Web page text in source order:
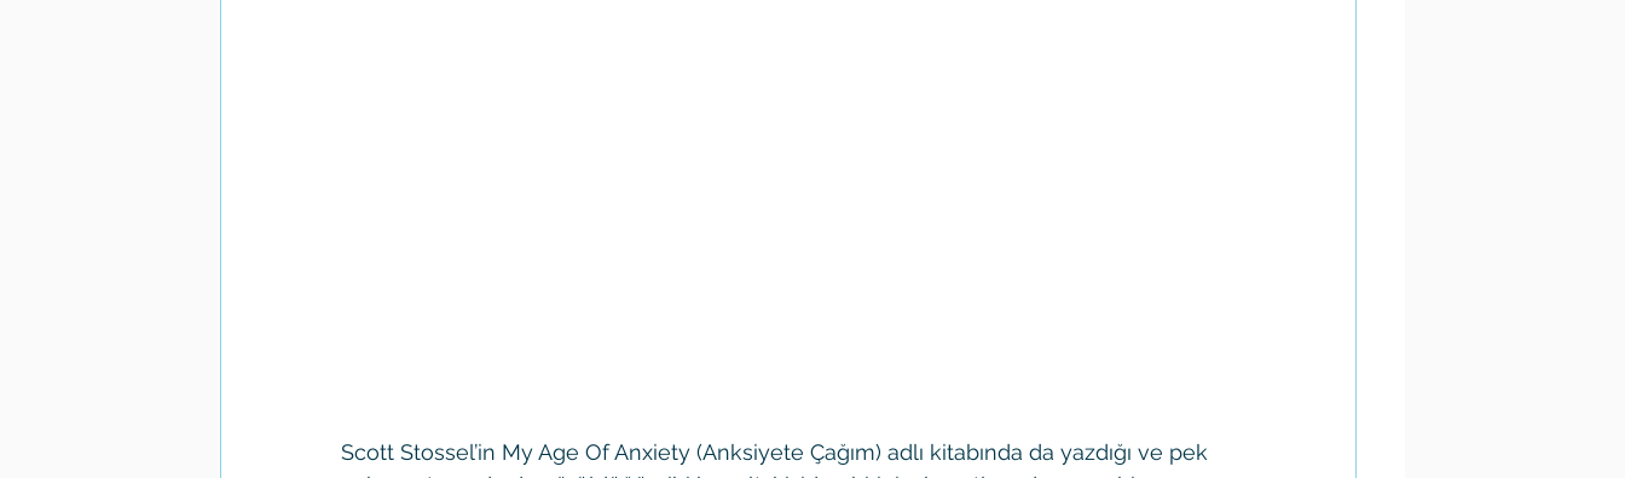
Scott Stossel’in My Age Of Anxiety (Anksiyete Çağım) adlı kitabında da yazdığı ve pek